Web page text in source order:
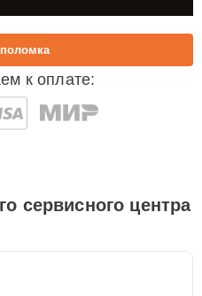
к оплате:
сервисного центра